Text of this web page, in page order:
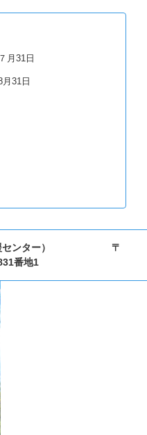
月31日
31日
支援センター） 〒
番地1